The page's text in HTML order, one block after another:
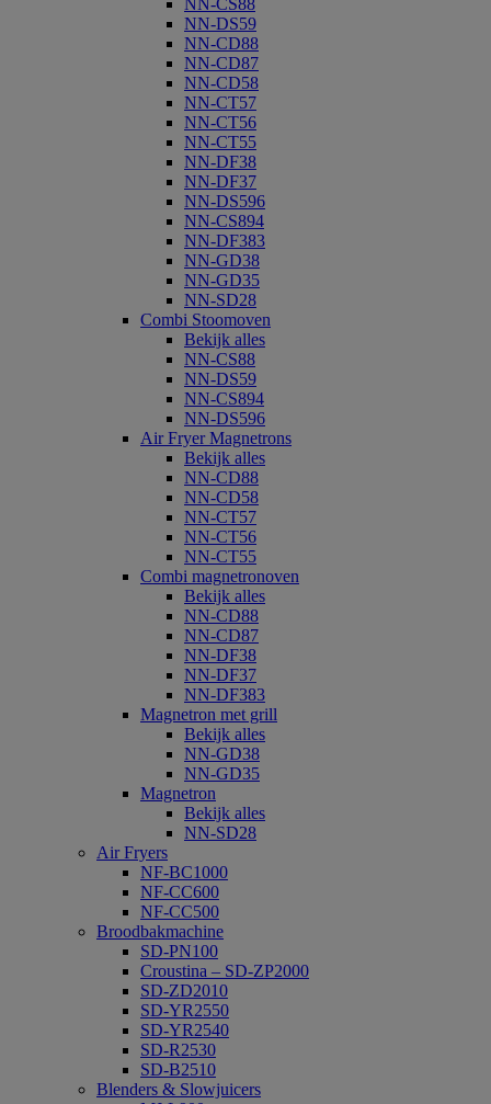
NN-CS88
NN-DS59
NN-CD88
NN-CD87
NN-CD58
NN-CT57
NN-CT56
NN-CT55
NN-DF38
NN-DF37
NN-DS596
NN-CS894
NN-DF383
NN-GD38
NN-GD35
NN-SD28
Combi Stoomoven
Bekijk alles
NN-CS88
NN-DS59
NN-CS894
NN-DS596
Air Fryer Magnetrons
Bekijk alles
NN-CD88
NN-CD58
NN-CT57
NN-CT56
NN-CT55
Combi magnetronoven
Bekijk alles
NN-CD88
NN-CD87
NN-DF38
NN-DF37
NN-DF383
Magnetron met grill
Bekijk alles
NN-GD38
NN-GD35
Magnetron
Bekijk alles
NN-SD28
Air Fryers
NF-BC1000
NF-CC600
NF-CC500
Broodbakmachine
SD-PN100
Croustina – SD-ZP2000
SD-ZD2010
SD-YR2550
SD-YR2540
SD-R2530
SD-B2510
Blenders & Slowjuicers